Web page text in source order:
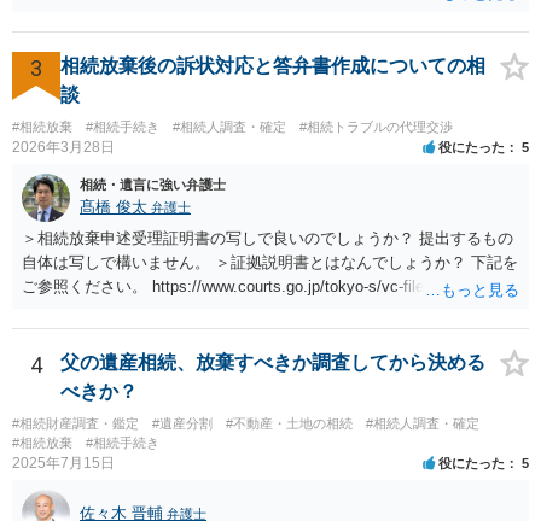
3
相続放棄後の訴状対応と答弁書作成についての相
談
#相続放棄 #相続手続き #相続人調査・確定 #相続トラブルの代理交渉
2026年3月28日 役にたった 5
相続・遺言に強い弁護士
髙橋 俊太 弁護士
＞相続放棄申述受理証明書の写しで良いのでしょうか？ 提出するもの
自体は写しで構いません。 ＞証拠説明書とはなんでしょうか？ 下記を
ご参照ください。 https://www.courts.go.jp/tokyo-s/vc-files/tokyo-s/file/
4
父の遺産相続、放棄すべきか調査してから決める
べきか？
#相続財産調査・鑑定 #遺産分割 #不動産・土地の相続
#相続人調査・確定
#相続放棄
#相続手続き
2025年7月15日 役にたった 5
佐々木 晋輔 弁護士